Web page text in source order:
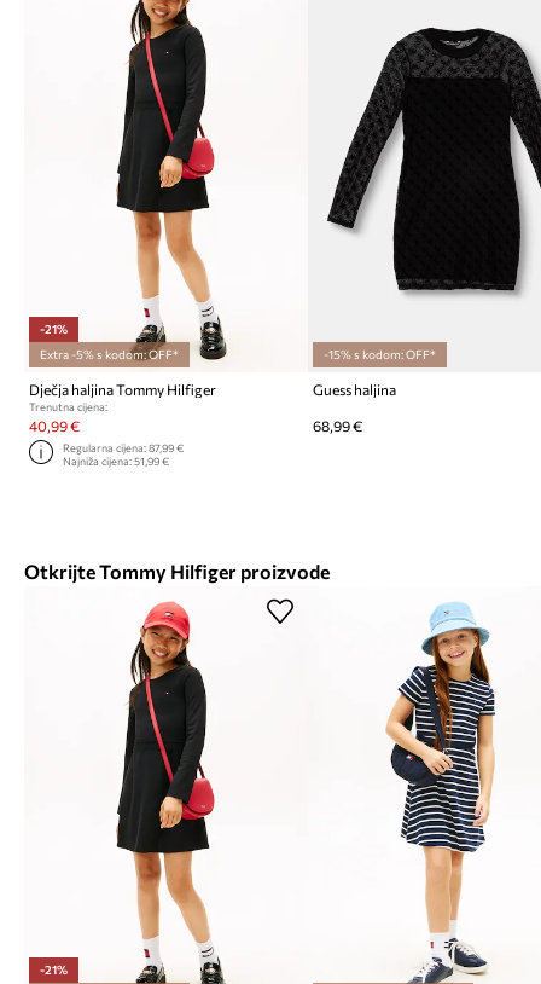
-21%
Extra -5% s kodom: OFF*
Dječja haljina Tommy Hilfiger
Trenutna cijena:
40,99 €
Regularna cijena:87,99 €
Najniža cijena:51,99 €
-15% s kodom: OFF*
Guess haljina
68,99 €
Otkrijte Tommy Hilfiger proizvode
-21%